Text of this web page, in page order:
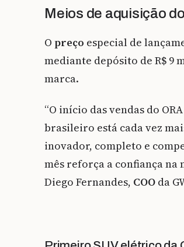
Meios de aquisição
O preço especial de
mediante depósito de R$ 9
marca.
“O início das vendas do
brasileiro está cada vez
inovador, completo e
mês reforça a confiança na
Diego Fernandes, COO da